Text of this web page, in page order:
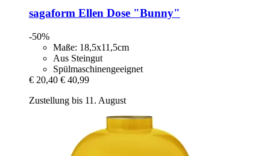
sagaform Ellen Dose "Bunny"
-50%
Maße: 18,5x11,5cm
Aus Steingut
Spülmaschinengeeignet
€ 20,40 € 40,99
Zustellung bis 11. August